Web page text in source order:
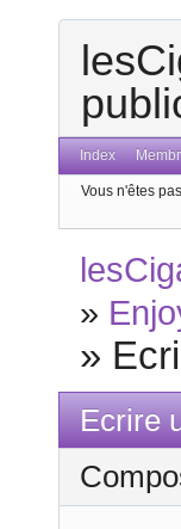
Index
Vous n'êtes
»
»
Ecrire